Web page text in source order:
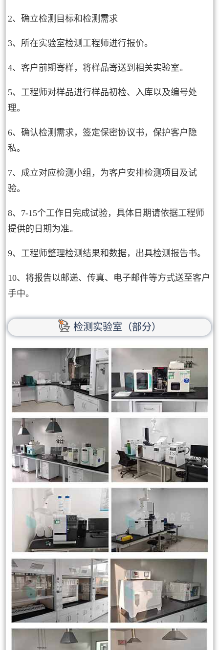
2、确立检测目标和检测需求
3、所在实验室检测工程师进行报价。
4、客户前期寄样，将样品寄送到相关实验室。
5、工程师对样品进行样品初检、入库以及编号处
理。
6、确认检测需求，签定保密协议书，保护客户隐
私。
7、成立对应检测小组，为客户安排检测项目及试
验。
8、7-15个工作日完成试验，具体日期请依据工程师
提供的日期为准。
9、工程师整理检测结果和数据，出具检测报告书。
10、将报告以邮递、传真、电子邮件等方式送至客户
手中。
检测实验室（部分）